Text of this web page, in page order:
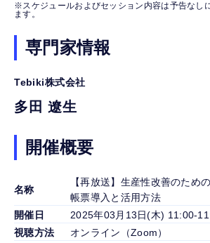
※スケジュールおよびセッション内容は予告なし
ます。
専門家情報
Tebiki株式会社
多田 遼生
開催概要
名称
【再放送】生産性改善のため
帳票導入と活用方法
開催日
2025年03月13日(木) 11:00-
視聴方法
オンライン（Zoom）